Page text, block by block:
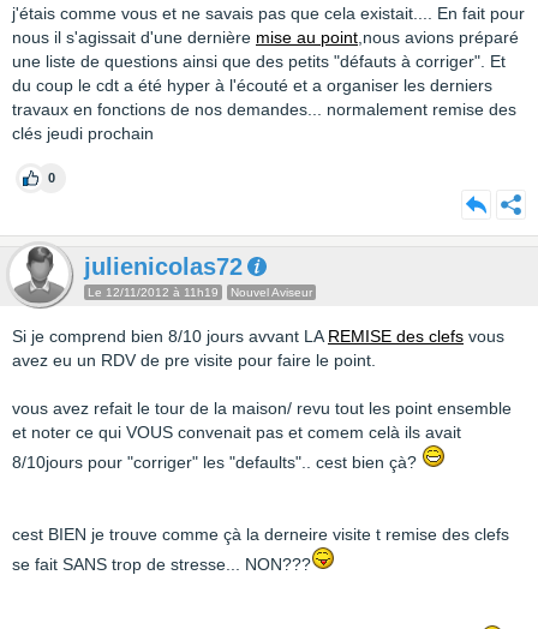
j'étais comme vous et ne savais pas que cela existait.... En fait pour
nous il s'agissait d'une dernière mise au point ,nous avions préparé
une liste de questions ainsi que des petits "défauts à corriger". Et
du coup le cdt a été hyper à l'écouté et a organiser les derniers
travaux en fonctions de nos demandes... normalement remise des
clés jeudi prochain
0
julienicolas72
Le 12/11/2012 à 11h19 Nouvel Aviseur
Si je comprend bien 8/10 jours avvant LA REMISE des clefs vous
avez eu un RDV de pre visite pour faire le point.
vous avez refait le tour de la maison/ revu tout les point ensemble
et noter ce qui VOUS convenait pas et comem celà ils avait
8/10jours pour "corriger" les "defaults".. cest bien çà?
cest BIEN je trouve comme çà la derneire visite t remise des clefs
se fait SANS trop de stresse... NON???